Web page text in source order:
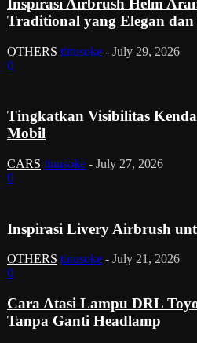
Inspirasi Airbrush Helm
Traditional yang Elegan
OTHERS tinusoke - July 29, 2026
0
Tingkatkan Visibilitas
Mobil
CARS tinusoke - July 27, 2026
0
Inspirasi Livery Airbrush
OTHERS tinusoke - July 21, 2026
0
Cara Atasi Lampu DRL
Tanpa Ganti Headlamp